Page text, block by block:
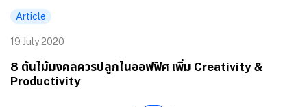
Article
19 July 2020
8 ต้นไม้มงคลควรปลูกในออฟฟิศ เพิ่ม Creativity &
Productivity